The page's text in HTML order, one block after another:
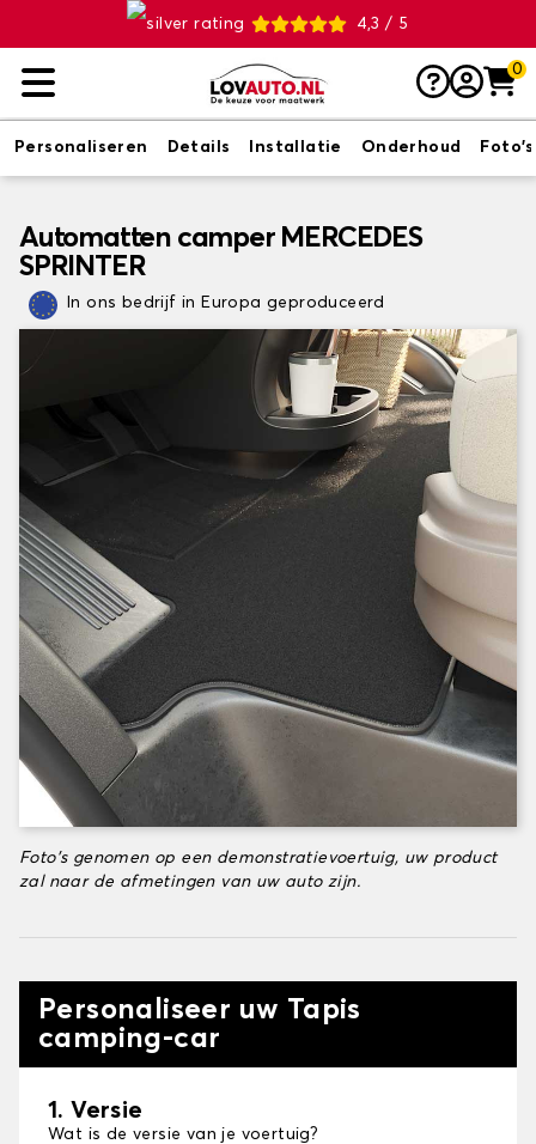
4,3 / 5
0
Personaliseren Details Installatie Onderhoud Foto's
Automatten camper MERCEDES
SPRINTER
In ons bedrijf in Europa geproduceerd
Foto's genomen op een demonstratievoertuig, uw product
zal naar de afmetingen van uw auto zijn.
Personaliseer uw Tapis
camping-car
1. Versie
Wat is de versie van je voertuig?